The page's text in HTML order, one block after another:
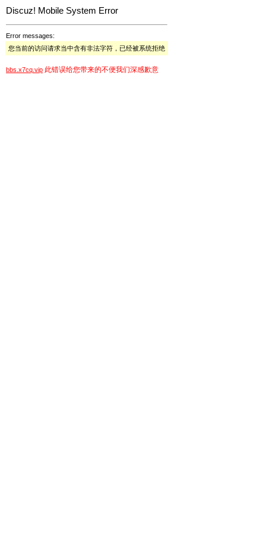
Discuz! Mobile System Error
Error messages:
您当前的访问请求当中含有非法字符，已经被系统拒绝
bbs.x7cq.vip 此错误给您带来的不便我们深感歉意